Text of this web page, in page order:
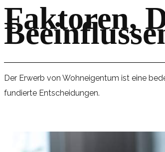
Faktoren,
Der Erwerb von Wohneigentum ist eine
fundierte Entscheidungen.